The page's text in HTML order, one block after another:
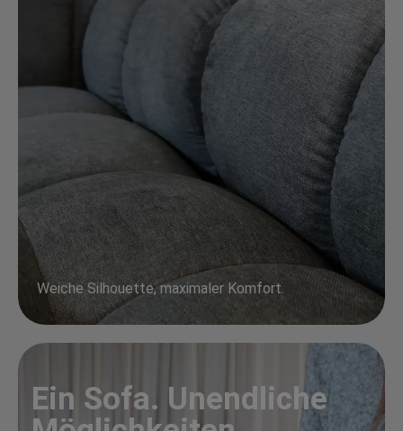
Weiche Silhouette, maximaler Komfort.
Ein Sofa. Unendliche